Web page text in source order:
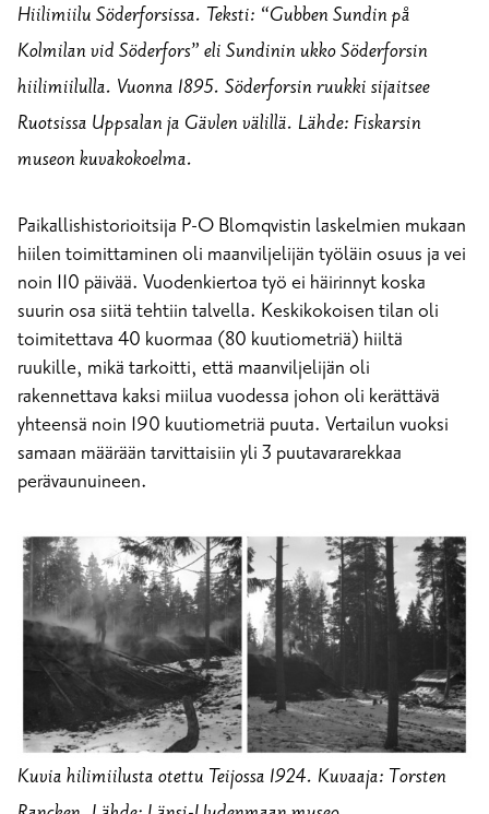
Hiilimiilu Söderforsissa. Teksti: “Gubben Sundin på
Kolmilan vid Söderfors” eli Sundinin ukko Söderforsin
hiilimiilulla. Vuonna 1895. Söderforsin ruukki sijaitsee
Ruotsissa Uppsalan ja Gävlen välillä. Lähde: Fiskarsin
museon kuvakokoelma.
Paikallishistorioitsija P-O Blomqvistin laskelmien mukaan
hiilen toimittaminen oli maanviljelijän työläin osuus ja vei
noin 110 päivää. Vuodenkiertoa työ ei häirinnyt koska
suurin osa siitä tehtiin talvella. Keskikokoisen tilan oli
toimitettava 40 kuormaa (80 kuutiometriä) hiiltä
ruukille, mikä tarkoitti, että maanviljelijän oli
rakennettava kaksi miilua vuodessa johon oli kerättävä
yhteensä noin 190 kuutiometriä puuta. Vertailun vuoksi
samaan määrään tarvittaisiin yli 3 puutavararekkaa
perävaunuineen.
Kuvia hilimiilusta otettu Teijossa 1924. Kuvaaja: Torsten